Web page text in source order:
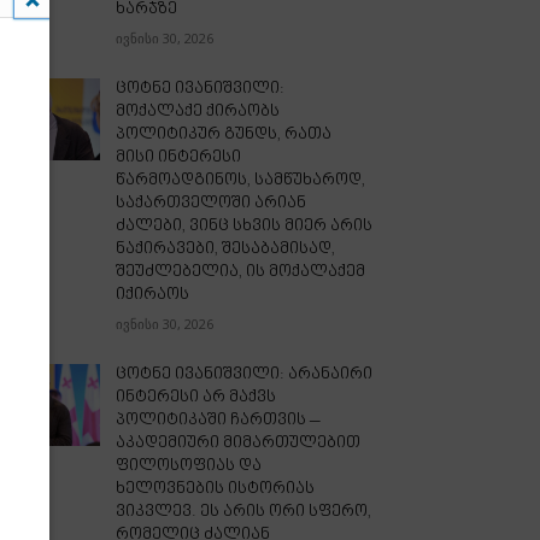
ხარჯზე
ივნისი 30, 2026
ცოტნე ივანიშვილი:
მოქალაქე ქირაობს
პოლიტიკურ გუნდს, რათა
მისი ინტერესი
წარმოადგინოს, სამწუხაროდ,
საქართველოში არიან
ძალები, ვინც სხვის მიერ არის
ნაქირავები, შესაბამისად,
შეუძლებელია, ის მოქალაქემ
იქირაოს
ივნისი 30, 2026
ცოტნე ივანიშვილი: არანაირი
ინტერესი არ მაქვს
პოლიტიკაში ჩართვის –
აკადემიური მიმართულებით
ფილოსოფიას და
ხელოვნების ისტორიას
ვიკვლევ. ეს არის ორი სფერო,
რომელიც ძალიან